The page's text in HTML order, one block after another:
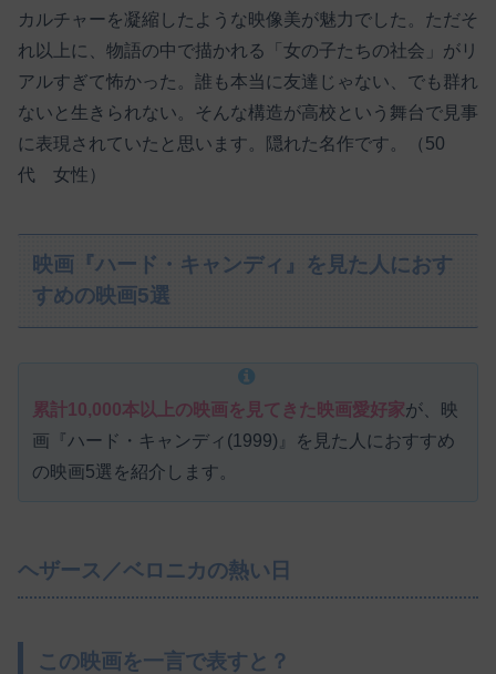
カルチャーを凝縮したような映像美が魅力でした。ただそ
れ以上に、物語の中で描かれる「女の子たちの社会」がリ
アルすぎて怖かった。誰も本当に友達じゃない、でも群れ
ないと生きられない。そんな構造が高校という舞台で見事
に表現されていたと思います。隠れた名作です。（50
代 女性）
映画『ハード・キャンディ』を見た人におす
すめの映画5選
累計10,000本以上の映画を見てきた映画愛好家が、映
画『ハード・キャンディ(1999)』を見た人におすすめ
の映画5選を紹介します。
ヘザース／ベロニカの熱い日
この映画を一言で表すと？